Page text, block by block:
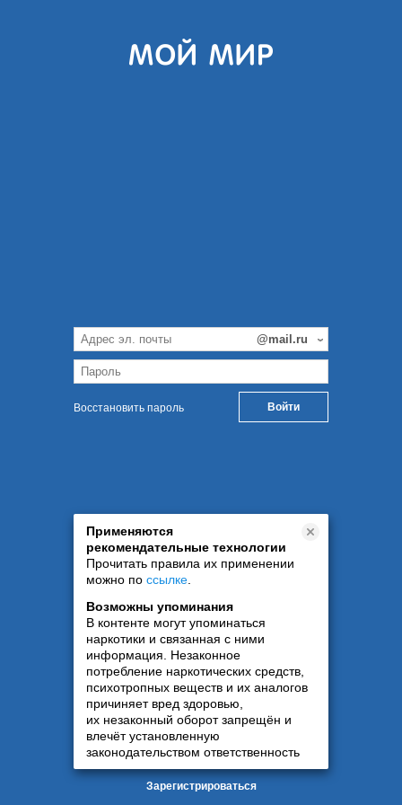
Восстановить пароль
Применяются
рекомендательные технологии
Прочитать правила их применении
можно по ссылке
Возможны упоминания
В контенте могут упоминаться
наркотики и связанная с ними
информация. Незаконное
потребление наркотических средств,
психотропных веществ и их аналогов
причиняет вред здоровью,
их незаконный оборот запрещён и
влечёт установленную
законодательством ответственность
Зарегистрироваться